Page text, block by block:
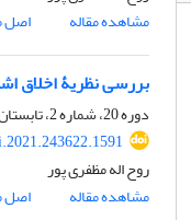
مشاهده مقاله
اصل
بررسی نظریۀ اخلاق
دوره 20، شماره 2، تابستان 1400، صفحه
روح اله مظفری پور
مشاهده مقاله
اصل